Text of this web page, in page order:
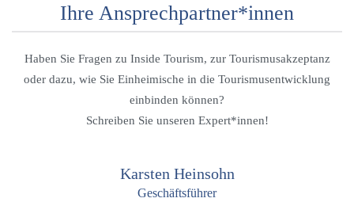
Ihre Ansprechpartner*innen
Haben Sie Fragen zu Inside Tourism, zur Tourismusakzeptanz
oder dazu, wie Sie Einheimische in die Tourismusentwicklung
einbinden können?
Schreiben Sie unseren Expert*innen!
Karsten Heinsohn
Geschäftsführer